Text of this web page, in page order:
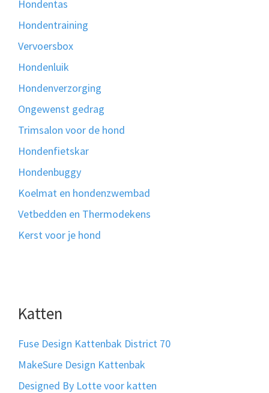
Hondentas
Hondentraining
Vervoersbox
Hondenluik
Hondenverzorging
Ongewenst gedrag
Trimsalon voor de hond
Hondenfietskar
Hondenbuggy
Koelmat en hondenzwembad
Vetbedden en Thermodekens
Kerst voor je hond
Katten
Fuse Design Kattenbak District 70
MakeSure Design Kattenbak
Designed By Lotte voor katten